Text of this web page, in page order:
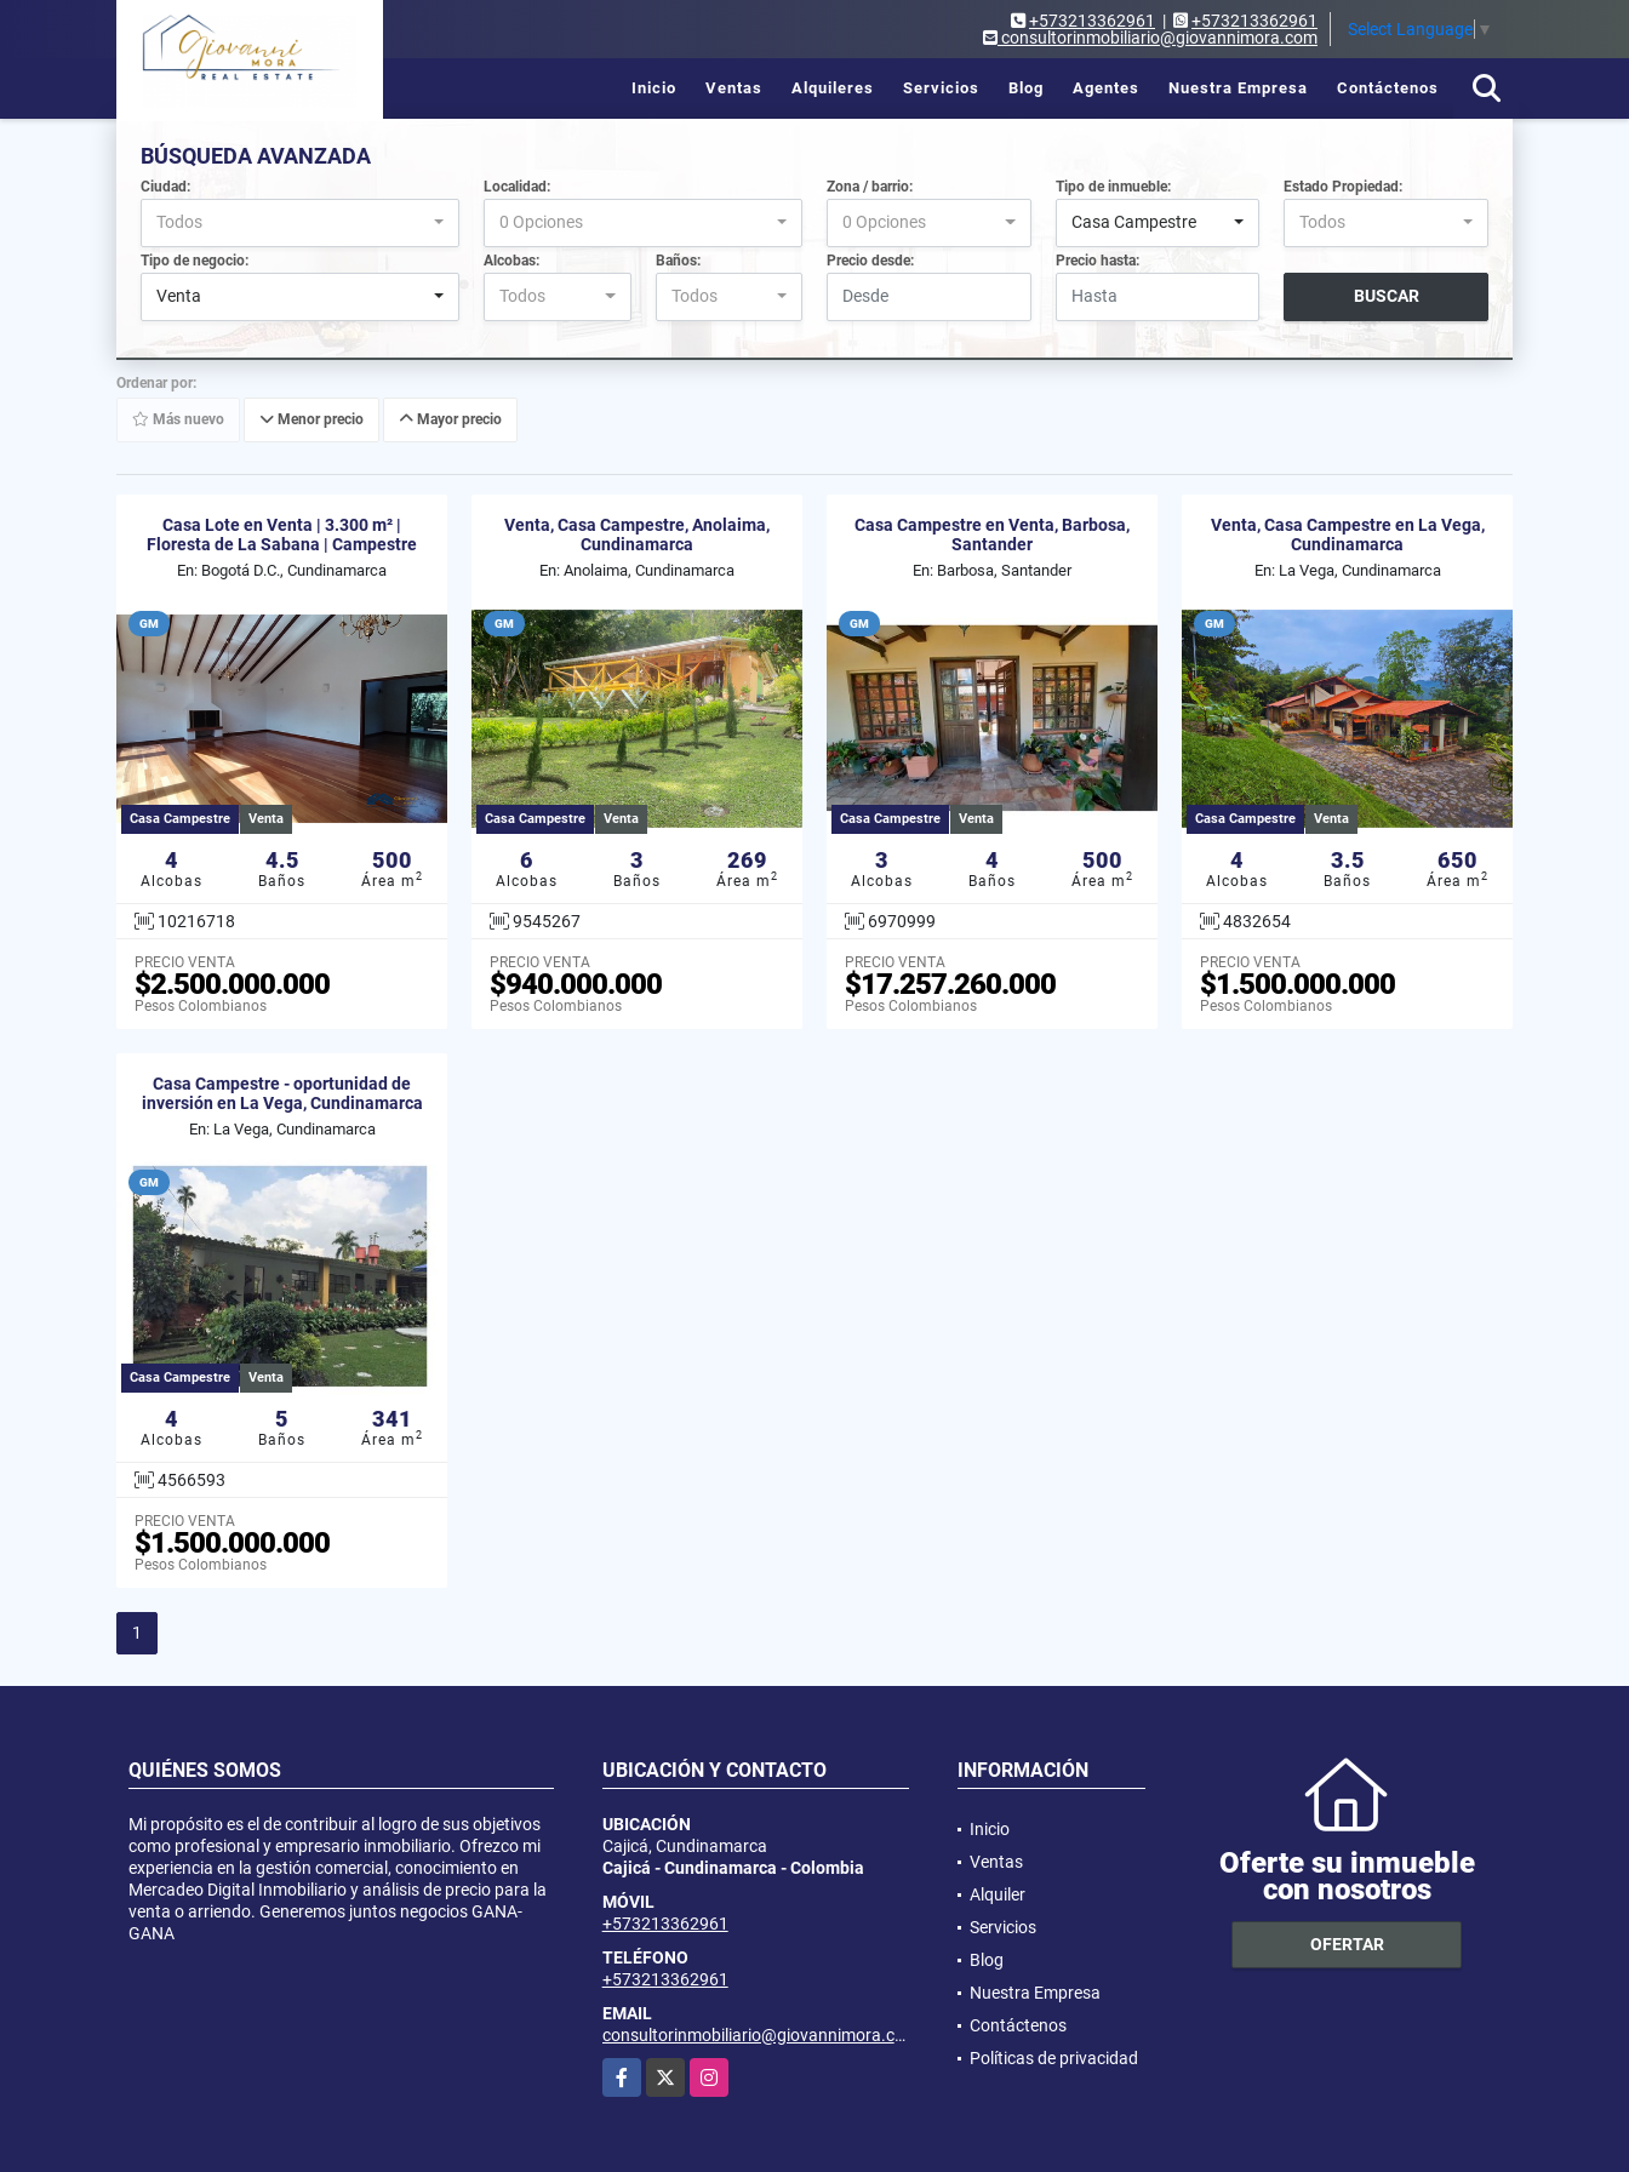
+573213362961 |
+573213362961
consultorinmobiliario@giovannimora.com
Select Language ▼
Inicio Ventas Alquileres Servicios Blog Agentes Nuestra Empresa Contáctenos
BÚSQUEDA AVANZADA
Ciudad:
Todos
Localidad:
0 Opciones
Zona / barrio:
0 Opciones
Tipo de inmueble:
Casa Campestre
Estado Propiedad:
Todos
Tipo de negocio:
Venta
Alcobas:
Todos
Baños:
Todos
Precio desde: Precio hasta:
BUSCAR
Ordenar por:
Más nuevo Menor precio Mayor precio
Casa Lote en Venta | 3.300 m² |
Floresta de La Sabana | Campestre
En: Bogotá D.C., Cundinamarca
GM
Casa Campestre Venta
4
Alcobas
4.5
Baños
500
Área m 2
10216718
PRECIO VENTA
$2.500.000.000
Pesos Colombianos
Venta, Casa Campestre, Anolaima,
Cundinamarca
En: Anolaima, Cundinamarca
GM
Casa Campestre Venta
6
Alcobas
3
Baños
269
Área m 2
9545267
PRECIO VENTA
$940.000.000
Pesos Colombianos
Casa Campestre en Venta, Barbosa,
Santander
En: Barbosa, Santander
GM
Casa Campestre Venta
3
Alcobas
4
Baños
500
Área m 2
6970999
PRECIO VENTA
$17.257.260.000
Pesos Colombianos
Venta, Casa Campestre en La Vega,
Cundinamarca
En: La Vega, Cundinamarca
GM
Casa Campestre Venta
4
Alcobas
3.5
Baños
650
Área m 2
4832654
PRECIO VENTA
$1.500.000.000
Pesos Colombianos
Casa Campestre - oportunidad de
inversión en La Vega, Cundinamarca
En: La Vega, Cundinamarca
GM
Casa Campestre Venta
4
Alcobas
5
Baños
341
Área m 2
4566593
PRECIO VENTA
$1.500.000.000
Pesos Colombianos
1
QUIÉNES SOMOS
Mi propósito es el de contribuir al logro de sus objetivos
como profesional y empresario inmobiliario. Ofrezco mi
experiencia en la gestión comercial, conocimiento en
Mercadeo Digital Inmobiliario y análisis de precio para la
venta o arriendo. Generemos juntos negocios GANA-
GANA
UBICACIÓN Y CONTACTO
UBICACIÓN
Cajicá, Cundinamarca
Cajicá - Cundinamarca - Colombia
MÓVIL
+573213362961
TELÉFONO
+573213362961
EMAIL
consultorinmobiliario@giovannimora.com
Facebook
Instagram
INFORMACIÓN
Inicio
Ventas
Alquiler
Servicios
Blog
Nuestra Empresa
Contáctenos
Políticas de privacidad
Oferte su inmueble
con nosotros
OFERTAR